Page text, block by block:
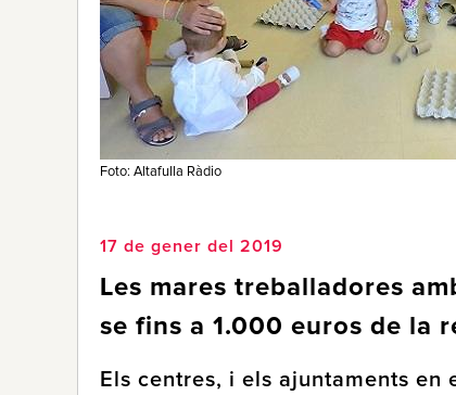
Foto: Altafulla Ràdio
17 de gener del 2019
Les mares treballadores
se fins a 1.000 euros de la
Els centres, i els ajuntaments